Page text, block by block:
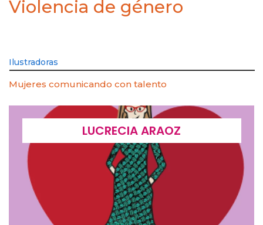
Violencia de género
Ilustradoras
Mujeres comunicando con talento
LUCRECIA ARAOZ